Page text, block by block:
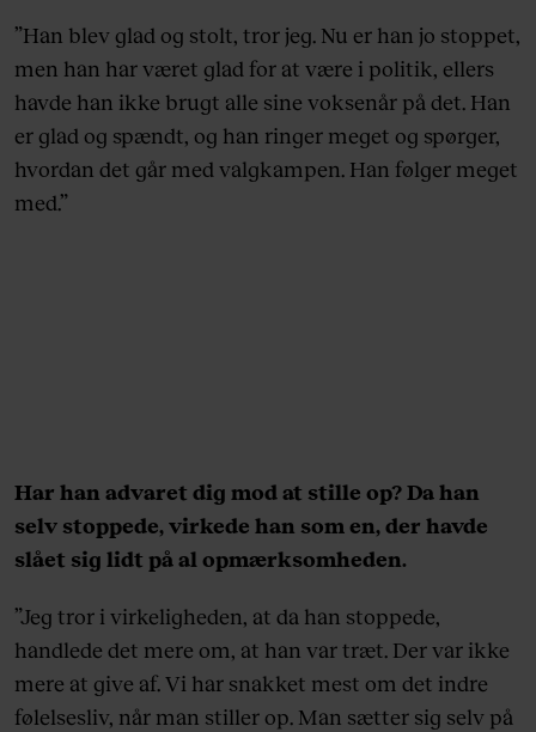
”Han blev glad og stolt, tror jeg. Nu er han jo stoppet,
men han har været glad for at være i politik, ellers
havde han ikke brugt alle sine voksenår på det. Han
er glad og spændt, og han ringer meget og spørger,
hvordan det går med valgkampen. Han følger meget
med.”
Har han advaret dig mod at stille op? Da han
selv stoppede, virkede han som en, der havde
slået sig lidt på al opmærksomheden.
”Jeg tror i virkeligheden, at da han stoppede,
handlede det mere om, at han var træt. Der var ikke
mere at give af. Vi har snakket mest om det indre
følelsesliv, når man stiller op. Man sætter sig selv på